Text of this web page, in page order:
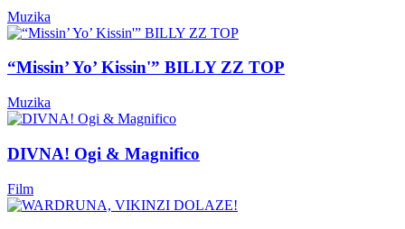
Muzika
“Missin’ Yo’ Kissin'” BILLY ZZ TOP
Muzika
DIVNA! Ogi & Magnifico
Film